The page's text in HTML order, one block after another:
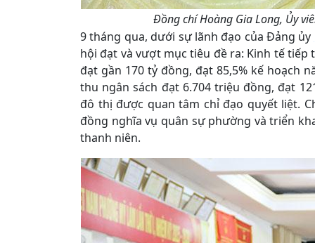
Đồng chí Hoàng Gia Long, Ủy
9 tháng qua, dưới sự lãnh đạo của Đảng ủy
hội đạt và vượt mục tiêu đề ra: Kinh tế
đạt gần 170 tỷ đồng, đạt 85,5% kế hoạch
thu ngân sách đạt 6.704 triệu đồng, đạt
đô thị được quan tâm chỉ đạo quyết liệt.
đồng nghĩa vụ quân sự phường và triển
thanh niên.